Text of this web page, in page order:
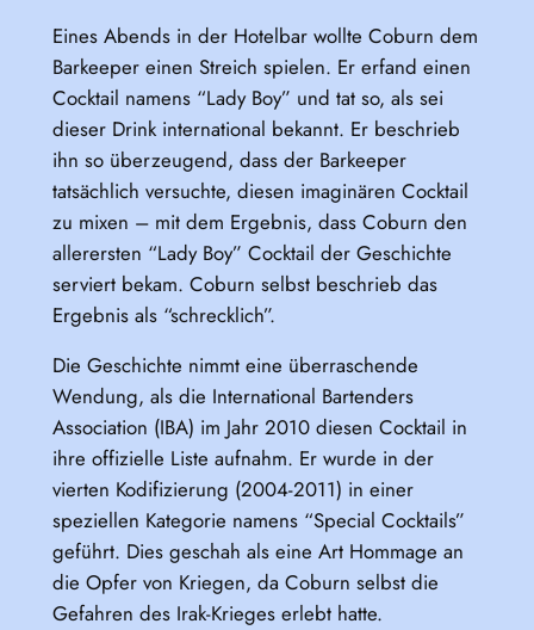
Eines Abends in der Hotelbar wollte Coburn dem
Barkeeper einen Streich spielen. Er erfand einen
Cocktail namens “Lady Boy” und tat so, als sei
dieser Drink international bekannt. Er beschrieb
ihn so überzeugend, dass der Barkeeper
tatsächlich versuchte, diesen imaginären Cocktail
zu mixen – mit dem Ergebnis, dass Coburn den
allerersten “Lady Boy” Cocktail der Geschichte
serviert bekam. Coburn selbst beschrieb das
Ergebnis als “schrecklich”.
Die Geschichte nimmt eine überraschende
Wendung, als die International Bartenders
Association (IBA) im Jahr 2010 diesen Cocktail in
ihre offizielle Liste aufnahm. Er wurde in der
vierten Kodifizierung (2004-2011) in einer
speziellen Kategorie namens “Special Cocktails”
geführt. Dies geschah als eine Art Hommage an
die Opfer von Kriegen, da Coburn selbst die
Gefahren des Irak-Krieges erlebt hatte.